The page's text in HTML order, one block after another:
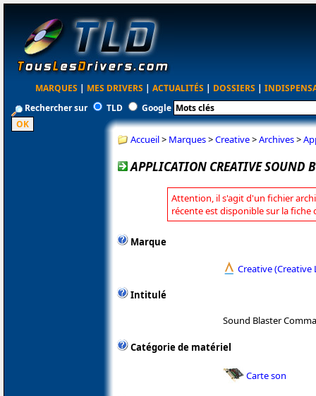
MARQUES | MES DRIVERS | ACTUALITÉS | DOSSIERS |
Rechercher sur
TLD Google
Accueil> Marques>Creative>Archives>
APPLICATION CREATIVE SOUND
Attention, il s'agit d'un fichier
récente est disponible sur la fiche
Marque
Creative (Creative
Intitulé
Sound Blaster
Catégorie de matériel
Carte son